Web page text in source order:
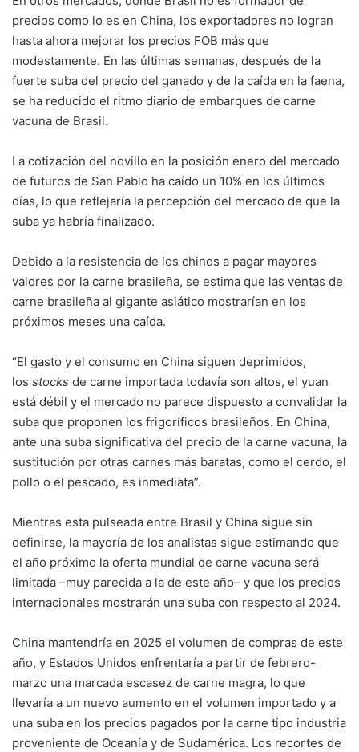
precios como lo es en China, los exportadores no logran
hasta ahora mejorar los precios FOB más que
modestamente. En las últimas semanas, después de la
fuerte suba del precio del ganado y de la caída en la faena,
se ha reducido el ritmo diario de embarques de carne
vacuna de Brasil.
La cotización del novillo en la posición enero del mercado
de futuros de San Pablo ha caído un 10% en los últimos
días, lo que reflejaría la percepción del mercado de que la
suba ya habría finalizado.
Debido a la resistencia de los chinos a pagar mayores
valores por la carne brasileña, se estima que las ventas de
carne brasileña al gigante asiático mostrarían en los
próximos meses una caída.
“El gasto y el consumo en China siguen deprimidos,
los stocks de carne importada todavía son altos, el yuan
está débil y el mercado no parece dispuesto a convalidar la
suba que proponen los frigoríficos brasileños. En China,
ante una suba significativa del precio de la carne vacuna, la
sustitución por otras carnes más baratas, como el cerdo, el
pollo o el pescado, es inmediata”.
Mientras esta pulseada entre Brasil y China sigue sin
definirse, la mayoría de los analistas sigue estimando que
el año próximo la oferta mundial de carne vacuna será
limitada –muy parecida a la de este año– y que los precios
internacionales mostrarán una suba con respecto al 2024.
China mantendría en 2025 el volumen de compras de este
año, y Estados Unidos enfrentaría a partir de febrero-
marzo una marcada escasez de carne magra, lo que
llevaría a un nuevo aumento en el volumen importado y a
una suba en los precios pagados por la carne tipo industria
proveniente de Oceanía y de Sudamérica. Los recortes de